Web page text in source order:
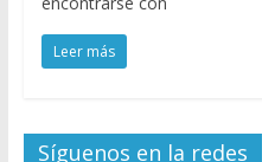
Leer más
Síguenos en la redes